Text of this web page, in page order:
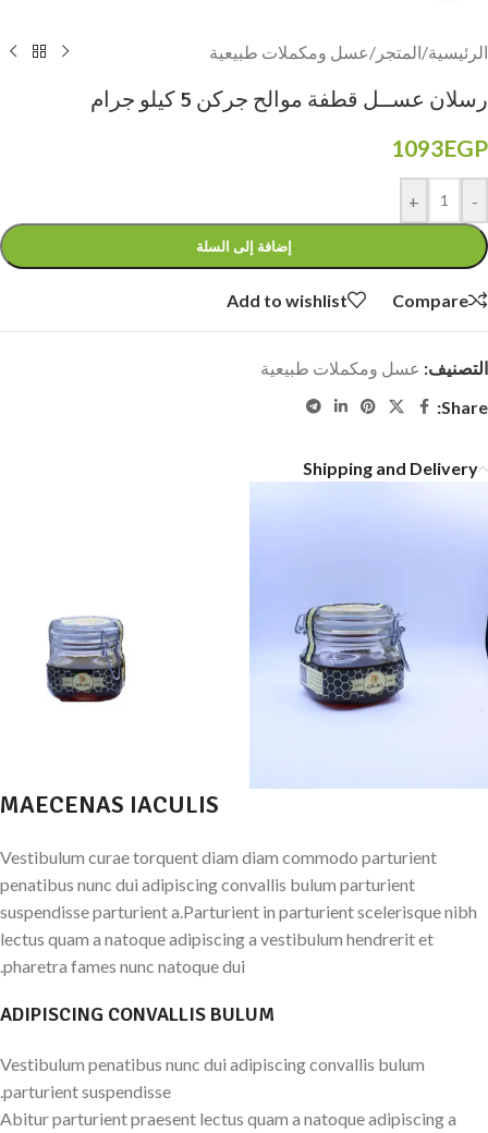
الرئيسية/المتجر /عسل ومكملات طبيعية
رسلان عســل قطفة موالح جركن 5 كيلو جرام
1093EGP
-
+
إضافة إلى السلة
Compare
Add to wishlist
التصنيف: عسل ومكملات طبيعية
Share:
Shipping and Delivery
MAECENAS IACULIS
Vestibulum curae torquent diam diam commodo parturient
penatibus nunc dui adipiscing convallis bulum parturient
suspendisse parturient a.Parturient in parturient scelerisque nibh
lectus quam a natoque adipiscing a vestibulum hendrerit et
pharetra fames nunc natoque dui.
ADIPISCING CONVALLIS BULUM
Vestibulum penatibus nunc dui adipiscing convallis bulum
parturient suspendisse.
Abitur parturient praesent lectus quam a natoque adipiscing a